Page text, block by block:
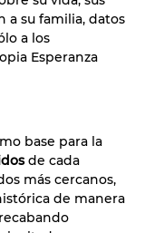
a su familia, datos
a los
Esperanza
base para la
de cada
más cercanos,
de manera